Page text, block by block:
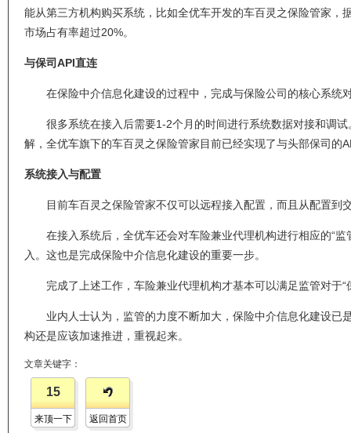
能从第三方机构购买系统，比如全优车开发的车百灵之保险管家
市场占有率超过20%。
与保司API直连
在保险中介信息化建设的过程中，完成与保险公司的核心系统
很多系统在接入后需要1-2个月的时间进行系统数据对接和调试
解，全优车旗下的车百灵之保险管家目前已经实现了与头部保司
系统接入与配置
目前车百灵之保险管家不仅可以远程接入配置，而且从配置到
在接入系统后，全优车还会对车险兼业代理机构进行相应的“监
入。这也是完成保险中介信息化建设的重要一步。
完成了上述工作，车险兼业代理机构才基本可以满足监管对于“
业内人士认为，监管的力度不断加大，保险中介信息化建设已
构还是应该加速推进，重视起来。
文章关键字：
15
来顶一下 返回首页